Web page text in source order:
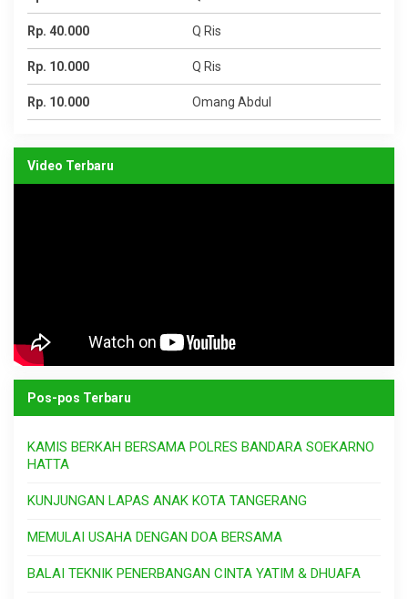
Rp. 40.000 Q Ris
Rp. 10.000 Q Ris
Rp. 10.000 Omang Abdul
Video Terbaru
Pos-pos Terbaru
KAMIS BERKAH BERSAMA POLRES BANDARA SOEKARNO
HATTA
KUNJUNGAN LAPAS ANAK KOTA TANGERANG
MEMULAI USAHA DENGAN DOA BERSAMA
BALAI TEKNIK PENERBANGAN CINTA YATIM & DHUAFA